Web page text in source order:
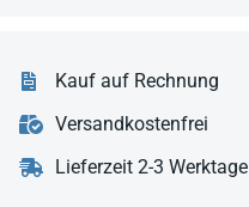
Kauf auf Rechnung
Versandkostenfrei
Lieferzeit 2-3 Werktage